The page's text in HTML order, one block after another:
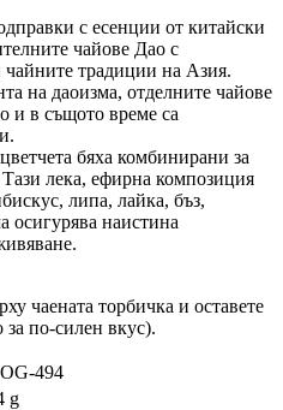
с есенции от китайски
чайове Дао с
чайните традиции на Азия.
на даоизма, отделните чайове
и в същото време са
бяха комбинирани за
лека, ефирна композиция
липа, лайка, бъз,
осигурява наистина
чаената торбичка и оставете
по-силен вкус).
494
g